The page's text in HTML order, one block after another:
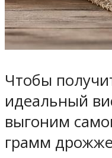
Чтобы
идеальный
выгоним
грамм